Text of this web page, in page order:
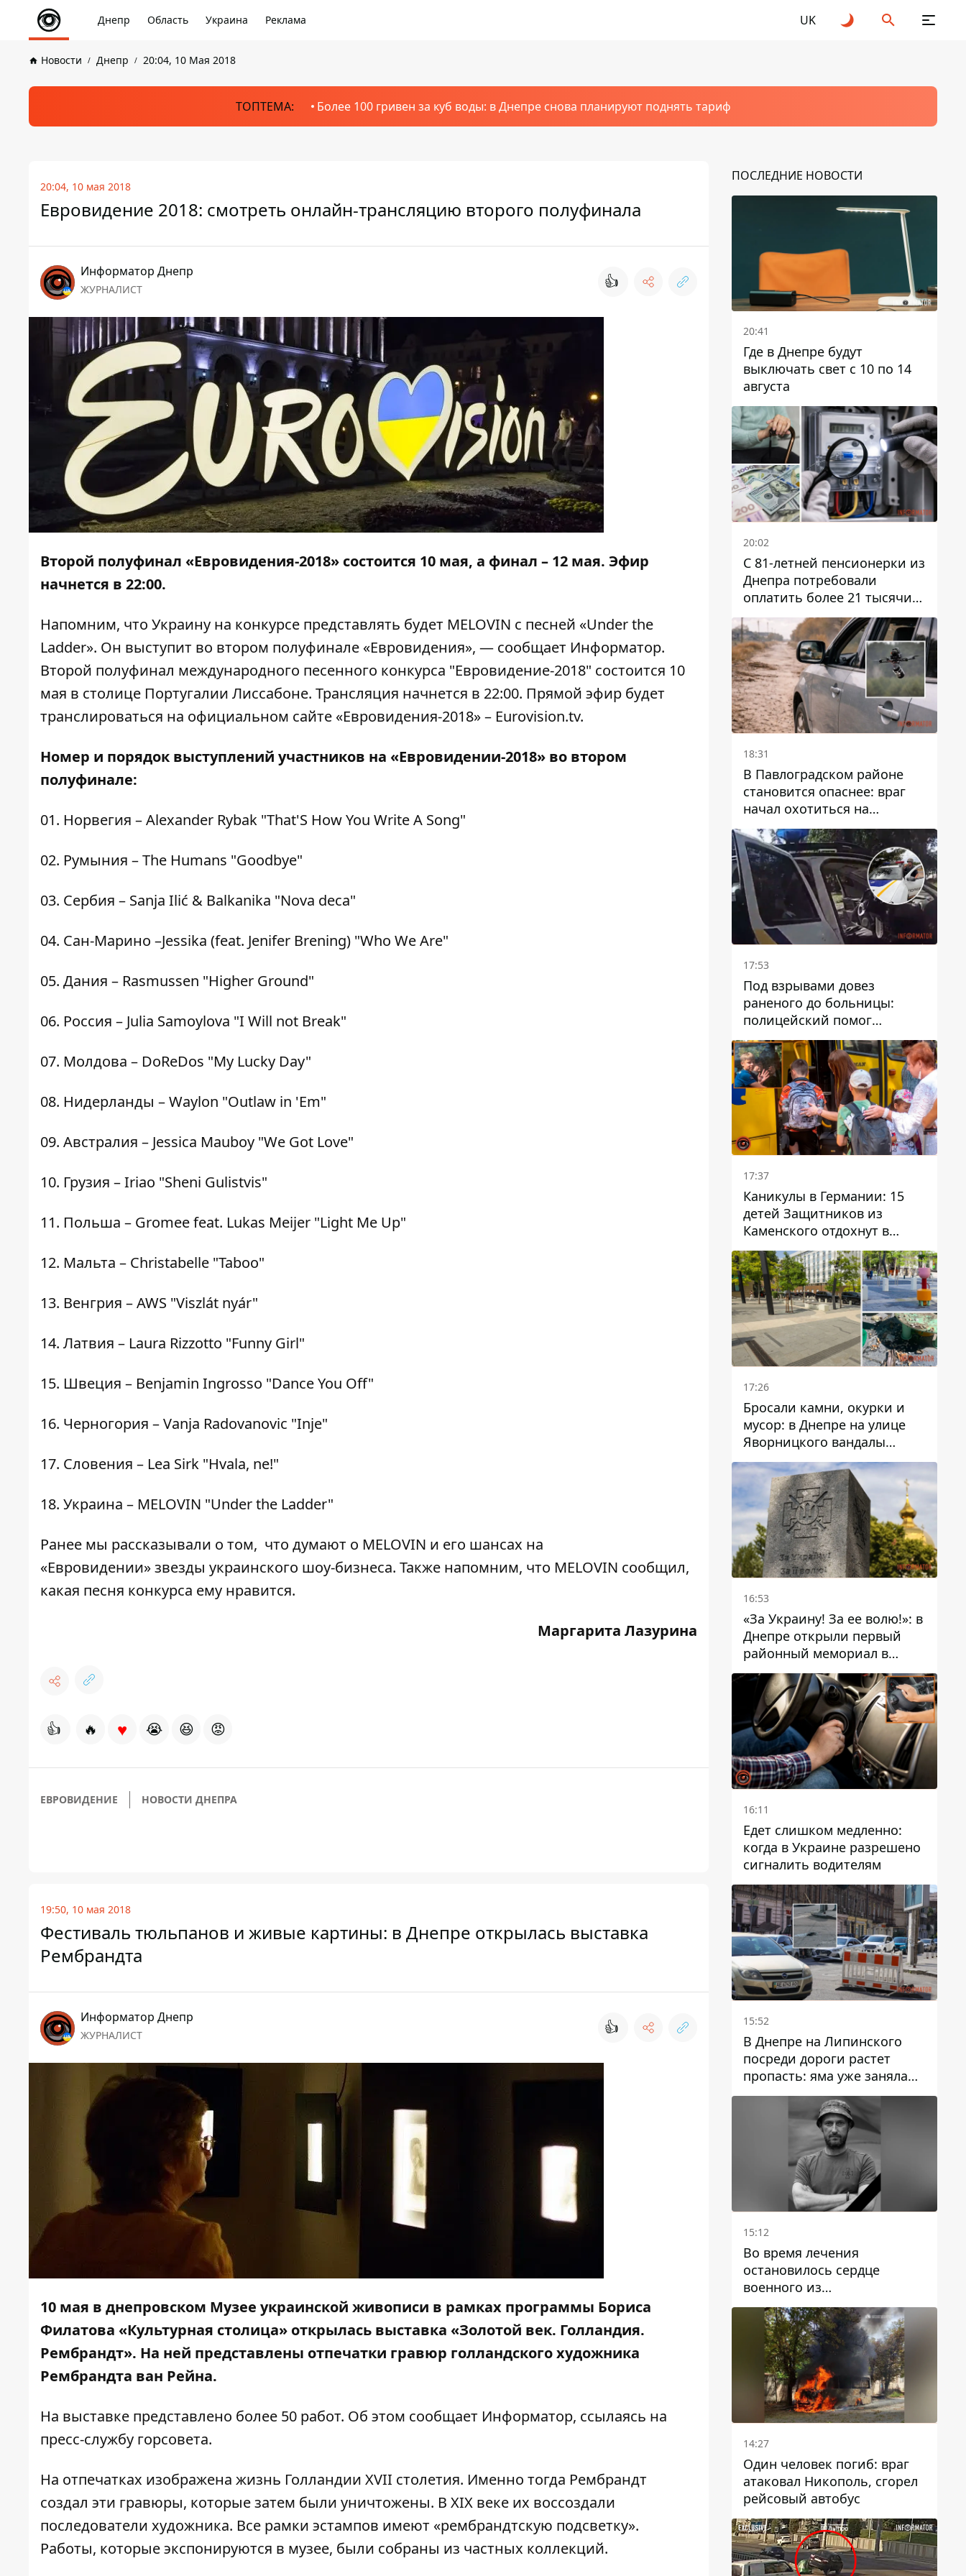
Днепр Область Украина Реклама UK
Новости Днепр 20:04, 10 Мая 2018
ТОПТЕМА: Более 100 гривен за куб воды: в Днепре снова планируют поднять тариф
20:04, 10 мая 2018
Евровидение 2018: смотреть онлайн-трансляцию второго полуфинала
Информатор Днепр
ЖУРНАЛИСТ 👍
Второй полуфинал «Евровидения-2018» состоится 10 мая, а финал – 12 мая. Эфир
начнется в 22:00.
Напомним, что Украину на конкурсе представлять будет MELOVIN с песней «Under the
Ladder». Он выступит во втором полуфинале «Евровидения», — сообщает Информатор.
Второй полуфинал международного песенного конкурса "Евровидение-2018" состоится 10
мая в столице Португалии Лиссабоне. Трансляция начнется в 22:00. Прямой эфир будет
транслироваться на официальном сайте «Евровидения-2018» – Еurovision.tv.
Номер и порядок выступлений участников на «Евровидении-2018» во втором
полуфинале:
01. Норвегия – Alexander Rybak "That'S How You Write А Song"
02. Румыния – The Humans "Goodbye"
03. Сербия – Sanja Ilić & Balkanika "Nova deca"
04. Сан-Марино –Jessika (feat. Jenifer Brening) "Who We Are"
05. Дания – Rasmussen "Higher Ground"
06. Россия – Julia Samoylova "I Will not Break"
07. Молдова – DoReDos "My Lucky Day"
08. Нидерланды – Waylon "Outlaw in 'Em"
09. Австралия – Jessica Mauboy "We Got Love"
10. Грузия – Iriao "Sheni Gulistvis"
11. Польша – Gromee feat. Lukas Meijer "Light Me Up"
12. Мальта – Christabelle "Taboo"
13. Венгрия – AWS "Viszlát nyár"
14. Латвия – Laura Rizzotto "Funny Girl"
15. Швеция – Benjamin Ingrosso "Dance You Off"
16. Черногория – Vanja Radovanovic "Inje"
17. Словения – Lea Sirk "Hvala, ne!"
18. Украина – MELOVIN "Under the Ladder"
Ранее мы рассказывали о том, что думают о MELOVIN и его шансах на
«Евровидении»звезды украинского шоу-бизнеса. Также напомним, что MELOVIN сообщил,
какая песня конкурса ему нравится.
Маргарита Лазурина
👍 🔥 ♥ 😭 😆 😡
ЕВРОВИДЕНИЕ НОВОСТИ ДНЕПРА
19:50, 10 мая 2018
Фестиваль тюльпанов и живые картины: в Днепре открылась выставка
Рембрандта
Информатор Днепр
ЖУРНАЛИСТ 👍
10 мая в днепровском Музее украинской живописи в рамках программы Бориса
Филатова «Культурная столица» открылась выставка «Золотой век. Голландия.
Рембрандт». На ней представлены отпечатки гравюр голландского художника
Рембрандта ван Рейна.
На выставке представлено более 50 работ. Об этом сообщает Информатор, ссылаясь на
пресс-службу горсовета.
На отпечатках изображена жизнь Голландии XVII столетия. Именно тогда Рембрандт
создал эти гравюры, которые затем были уничтожены. В XIX веке их воссоздали
последователи художника. Все рамки эстампов имеют «рембрандтскую подсветку».
Работы, которые экспонируются в музее, были собраны из частных коллекций.
ПОСЛЕДНИЕ НОВОСТИ
20:41
Где в Днепре будут
выключать свет с 10 по 14
августа
20:02
С 81-летней пенсионерки из
Днепра потребовали
оплатить более 21 тысячи
гривен за "вмешательство в
работу счетчика"
18:31
В Павлоградском районе
становится опаснее: враг
начал охотиться на
гражданский и военный
транспорт
17:53
Под взрывами довез
раненого до больницы:
полицейский помог
пострадавшему после атаки
на Каменский район
17:37
Каникулы в Германии: 15
детей Защитников из
Каменского отдохнут в
Вуппертале
17:26
Бросали камни, окурки и
мусор: в Днепре на улице
Яворницкого вандалы
повредили питьевые
фонтаны
16:53
«За Украину! За ее волю!»: в
Днепре открыли первый
районный мемориал в
честь погибших
Защитников
16:11
Едет слишком медленно:
когда в Украине разрешено
сигналить водителям
15:52
В Днепре на Липинского
посреди дороги растет
пропасть: яма уже заняла
полосу движения
15:12
Во время лечения
остановилось сердце
военного из
Днепропетровской области
Ростислава Лупашко
14:27
Один человек погиб: враг
атаковал Никополь, сгорел
рейсовый автобус